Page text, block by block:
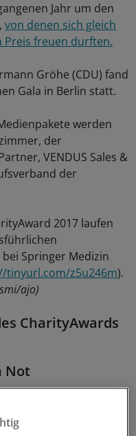
Jahr um den
von denen sich gleich
Preis freuen durften.
Gröhe (CDU) fand
Gala in Berlin statt.
werden
der
VENDUS Sales &
der
2017 laufen
Springer Medizin
tinyurl.com/z5u246m).
ajo)
CharityAwards
Not